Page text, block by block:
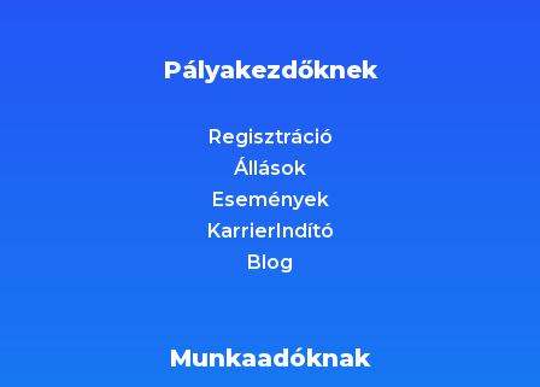
Pályakezdőknek
Regisztráció
Állások
Események
KarrierIndító
Blog
Munkaadóknak